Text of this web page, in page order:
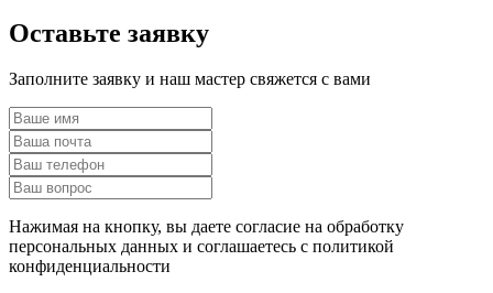
Оставьте заявку
Заполните заявку и наш мастер свяжется с вами
Нажимая на кнопку, вы даете согласие на обработку
персональных данных и соглашаетесь c политикой
конфиденциальности